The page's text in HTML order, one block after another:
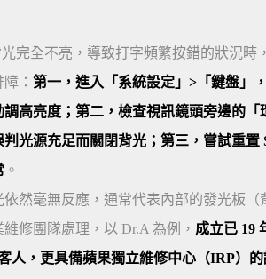
完全不亮，導致打字頻繁按錯的狀況時，
： 第一，進入「系統設定」>「鍵盤」
高亮度；第二，檢查視訊鏡頭旁邊的「
光源充足而關閉背光；第三，嘗試重置
。
然毫無反應，通常代表內部的發光板（
修團隊處理，以 Dr.A 為例， 成立已 19
人，更具備蘋果獨立維修中心（IRP）